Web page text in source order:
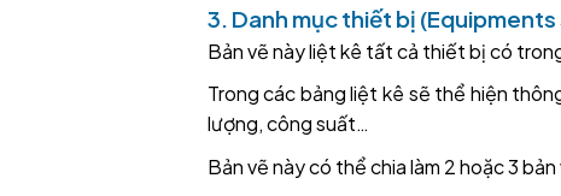
3. Danh mục thiết bị
Bản vẽ này liệt kê tất cả thiết bị có
Trong các bảng liệt kê sẽ thể hiện
lượng, công suất…
Bản vẽ này có thể chia làm 2 hoặc 3